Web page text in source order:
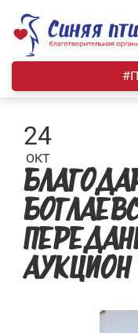
content
24
ОКТ
АУКЦИОН